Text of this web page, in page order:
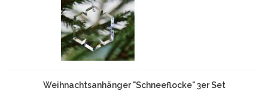
Weihnachtsanhänger "Schneeflocke" 3er Set